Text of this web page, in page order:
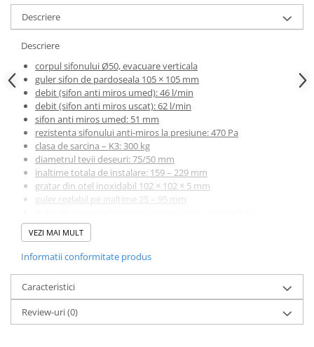
Descriere
Descriere
corpul sifonului Ø50, evacuare verticala
guler sifon de pardoseala 105 × 105 mm
debit (sifon anti miros umed): 46 l/min
debit (sifon anti miros uscat): 62 l/min
sifon anti miros umed: 51 mm
rezistenta sifonului anti-miros la presiune: 470 Pa
clasa de sarcina – K3: 300 kg
diametrul tevii deseuri: 75/50 mm
inaltime totala de instalare: 159 – 229 mm
gratar din otel inoxidabil 102 × 102 × 5 mm
guler reglabil pe inaltime 25 – 95 mm
hidroizolatia baii
gulerul pentru izolare suplimentara pentru conectarea la
stratul impermeabil de sub pavaj
guler de etansare din otel inoxidabil pentru conectarea
membranei de hidroizolatie a baii
conectare directa la canalizare – Ø50/75 mm
sifonul se poate curata perfect, pana la teava de evacuare
posibilitate de alegere intre folosirea sifonului anti miros
VEZI MAI MULT
Informatii conformitate produs
Caracteristici
Review-uri(0)